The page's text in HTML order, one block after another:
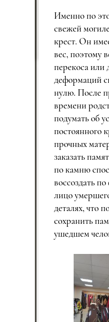
Именно по
свежей
крест. Он
вес, поэтому
перекоса или
деформаций
нулю. После
времени
подумать об
постоянного
прочных
заказать
по камню
воссоздать
лицо
деталях, что
сохранить
ушедшем